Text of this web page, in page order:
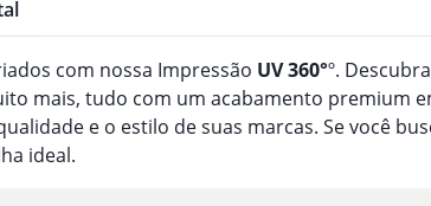
com nossa Impressão UV 360°º.
mais, tudo com um acabamento premium
e o estilo de suas marcas. Se você
ideal.